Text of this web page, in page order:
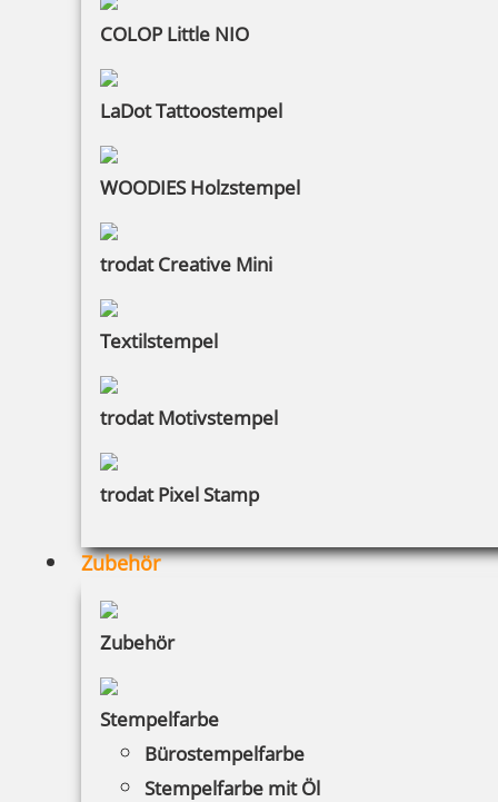
COLOP Little NIO
LaDot Tattoostempel
WOODIES Holzstempel
trodat Creative Mini
Textilstempel
trodat Motivstempel
trodat Pixel Stamp
Zubehör
Zubehör
Stempelfarbe
Bürostempelfarbe
Stempelfarbe mit Öl